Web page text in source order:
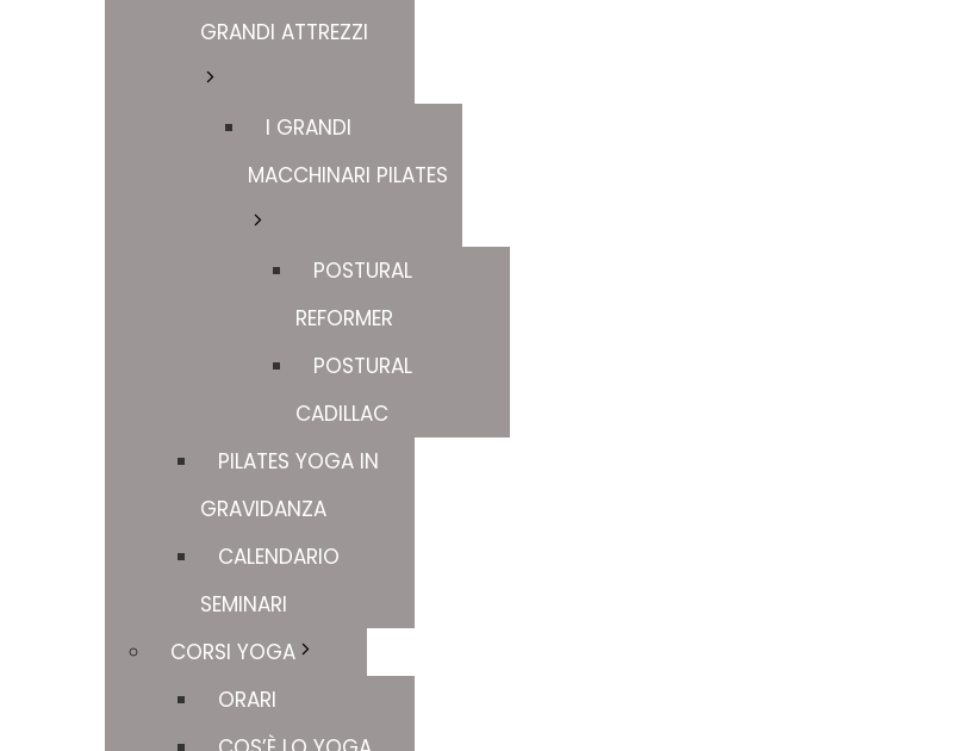
GRANDI ATTREZZI
I GRANDI
MACCHINARI PILATES
POSTURAL
REFORMER
POSTURAL
CADILLAC
PILATES YOGA IN
GRAVIDANZA
CALENDARIO
SEMINARI
CORSI YOGA
ORARI